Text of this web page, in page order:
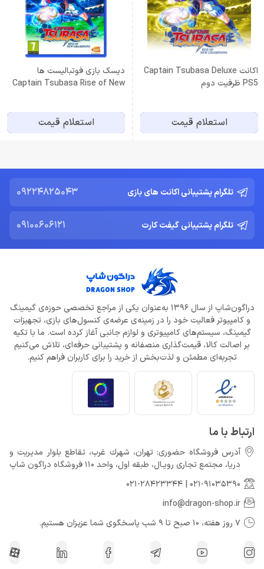
اكانت Captain Tsubasa Deluxe
PS5 ظرفيت دوم
استعلام قیمت
دیسک بازی فوتبالیست ها
Captain Tsubasa Rise of New
استعلام قیمت
تلگرام پشتیبانی اکانت های بازی 09224825043
تلگرام پشتیبانی گیفت کارت 09100606121
دراگون‌شاپ از سال 1396 به‌عنوان یکی از مراجع تخصصی حوزه‌ی گیمینگ
و کامپیوتر فعالیت خود را در زمینه‌ی عرضه‌ی کنسول‌های بازی، تجهیزات
گیمینگ، سیستم‌های کامپیوتری و لوازم جانبی آغاز کرده است. ما با تکیه
بر اصالت کالا، قیمت‌گذاری منصفانه و پشتیبانی حرفه‌ای، تلاش می‌کنیم
تجربه‌ای مطمئن و لذت‌بخش از خرید را برای کاربران فراهم کنیم.
ارتباط با ما
آدرس فروشگاه حضوری: تهران، شهرك غرب، تقاطع بلوار مدیریت و
دريا، مجتمع تجارى رويـال، طبقه اول، واحد 110 فروشگاه دراگون شاپ
021-91035390
021-28423344
info@dragon-shop.ir
7 روز هفته، 10 صبح تا 9 شب پاسخگوی شما عزیزان هستیم.